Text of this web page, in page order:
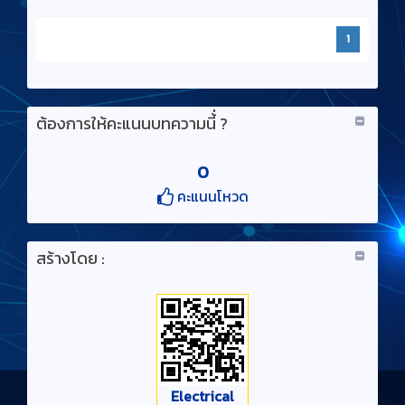
1
ต้องการให้คะแนนบทความนี้่ ?
0
คะแนนโหวด
สร้างโดย :
Electrical